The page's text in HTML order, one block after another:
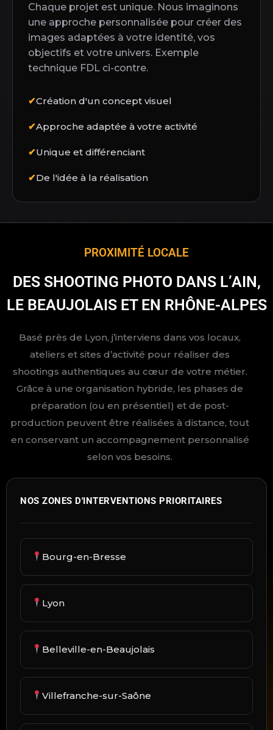
Chaque projet est unique. Nous imaginons
une approche personnalisée pour créer des
images adaptées à votre identité, vos
objectifs et votre univers. Exemple
technique FDL ci-contre.
✔Création d'un concept visuel
✔Approche adaptée à votre activité
✔Unique et différenciant
✔De l'idée à la réalisation
PROXIMITÉ LOCALE
DES SHOOTING PHOTO DANS L’AIN,
LE BEAUJOLAIS ET EN RHÔNE-ALPES
Basé près de Lyon, j’interviens dans vos locaux,
ateliers et sites d’activité pour réaliser des
shootings authentiques au cœur de votre métier.
Grâce à une organisation hybride, les phases de
préparation (ou en présentiel) et de post-
production peuvent être réalisées à distance, tout
en conservant un accompagnement personnalisé
selon vos besoins.
NOS ZONES D'INTERVENTIONS PRIORITAIRES
Bourg-en-Bresse
Lyon
Belleville-en-Beaujolais
Villefranche-sur-Saône